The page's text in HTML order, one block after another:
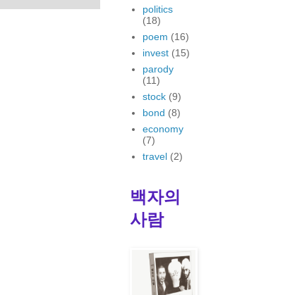
politics
(18)
poem (16)
invest (15)
parody
(11)
stock (9)
bond (8)
economy
(7)
travel (2)
백자의
사람